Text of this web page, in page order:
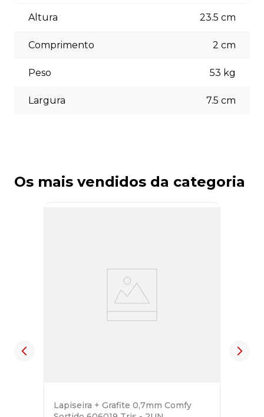
(5% off) cartões de crédito, boleto bancário. Você pode
escolher a opção que melhor se adapte às suas
Altura 23.5 cm
Comprimento 2 cm
Peso 53 kg
Largura 7.5 cm
Os mais vendidos da categoria
Lapiseira + Grafite 0,7mm Comfy